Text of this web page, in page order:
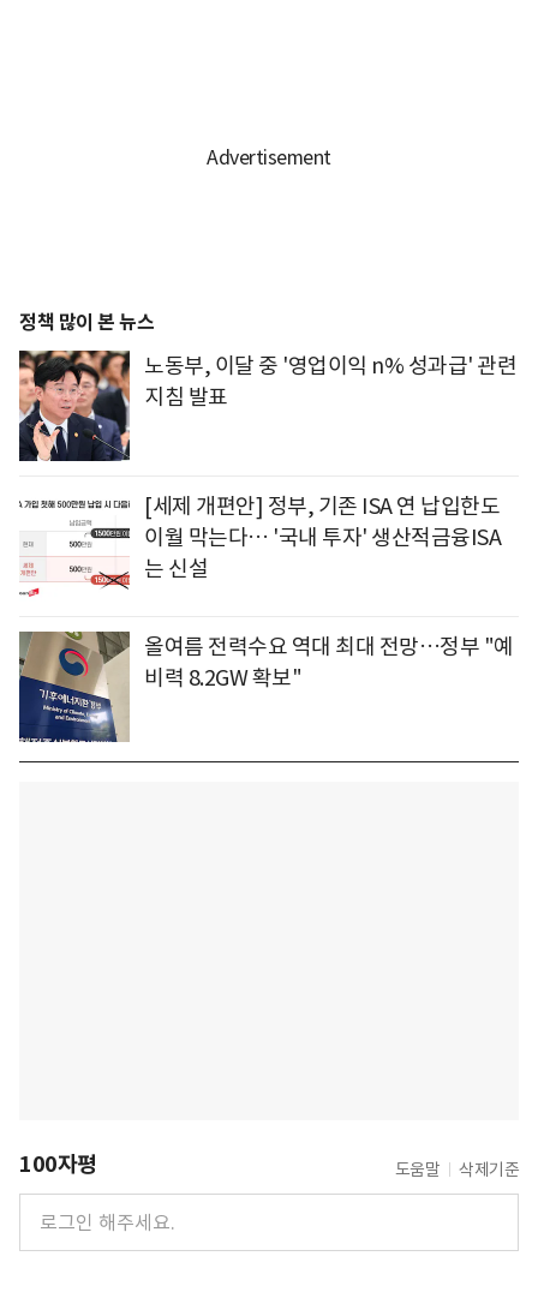
정책 많이 본 뉴스
노동부, 이달 중 '영업이익 n% 성과급' 관련
지침 발표
[세제 개편안] 정부, 기존 ISA 연 납입한도
이월 막는다… '국내 투자' 생산적금융ISA
는 신설
올여름 전력수요 역대 최대 전망…정부 "예
비력 8.2GW 확보"
100자평 도움말 삭제기준